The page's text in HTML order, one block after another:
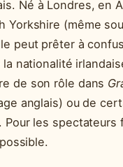
Né à Londres, en
Yorkshire (même
peut prêter à
nationalité
de son rôle dans
anglais) ou de
Pour les